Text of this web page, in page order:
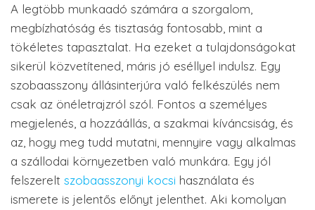
A legtöbb munkaadó számára a szorgalom,
megbízhatóság és tisztaság fontosabb, mint a
tökéletes tapasztalat. Ha ezeket a tulajdonságokat
sikerül közvetítened, máris jó eséllyel indulsz. Egy
szobaasszony állásinterjúra való felkészülés nem
csak az önéletrajzról szól. Fontos a személyes
megjelenés, a hozzáállás, a szakmai kíváncsiság, és
az, hogy meg tudd mutatni, mennyire vagy alkalmas
a szállodai környezetben való munkára. Egy jól
felszerelt szobaasszonyi kocsi használata és
ismerete is jelentős előnyt jelenthet. Aki komolyan